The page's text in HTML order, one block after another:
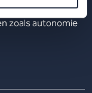
Analyse van 23
zoals autonomie